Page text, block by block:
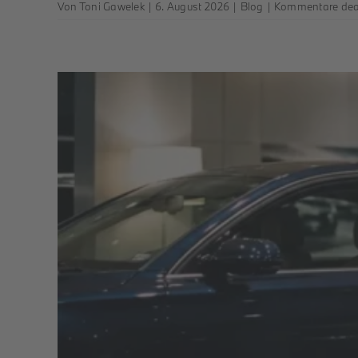
Von Toni Gawelek | 6. August 2026 | Blog | Kommentare